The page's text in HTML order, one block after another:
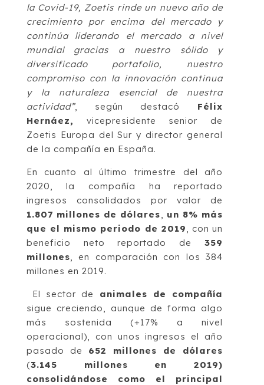
la Covid-19, Zoetis rinde un nuevo año de
crecimiento por encima del mercado y
continúa liderando el mercado a nivel
mundial gracias a nuestro sólido y
diversificado portafolio, nuestro
compromiso con la innovación continua
y la naturaleza esencial de nuestra
actividad”, según destacó
Félix
Hernáez, vicepresidente senior de
Zoetis Europa del Sur y director general
de la compañía en España.
En cuanto al último trimestre del año
2020, la compañía ha reportado
ingresos consolidados por valor de
1.807 millones de dólares
un 8% más
que el mismo periodo de 2019 , con un
beneficio neto reportado de359
millones , en comparación con los 384
millones en 2019.
El sector de animales de compañía
sigue creciendo, aunque de forma algo
más sostenida (+17% a nivel
operacional), con unos ingresos el año
pasado de 652 millones de dólares
(3.145 millones en 2019)
consolidándose como el principal